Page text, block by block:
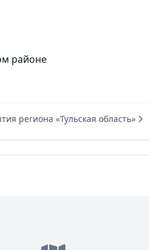
районе
региона «Тульская область»